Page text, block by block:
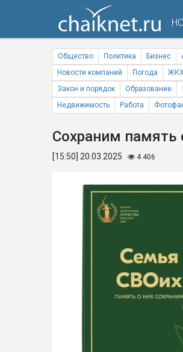
Общество Политика Бизнес
Новости компаний
Погода ЖКХ
Закон и порядок
Образование
Недвижимость
Работа
Сохраним память
[15:50] 20.03.2025 4 406